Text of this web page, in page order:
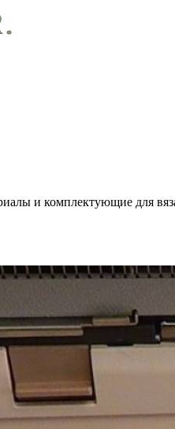
и комплектующие для